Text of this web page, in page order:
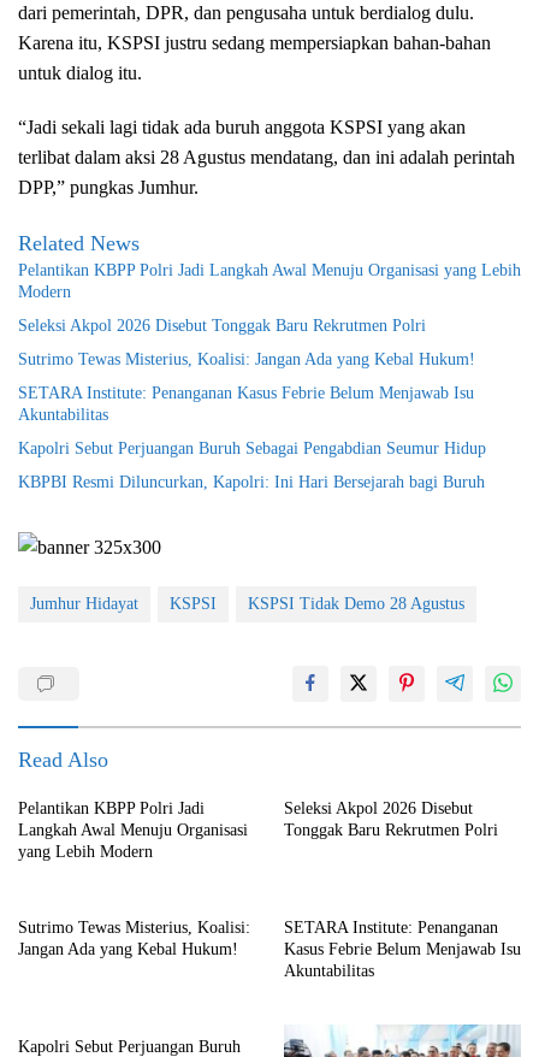
dari pemerintah, DPR, dan pengusaha untuk berdialog dulu.
Karena itu, KSPSI justru sedang mempersiapkan bahan-bahan
untuk dialog itu.
“Jadi sekali lagi tidak ada buruh anggota KSPSI yang akan
terlibat dalam aksi 28 Agustus mendatang, dan ini adalah perintah
DPP,” pungkas Jumhur.
Related News
Pelantikan KBPP Polri Jadi Langkah Awal Menuju Organisasi yang Lebih
Modern
Seleksi Akpol 2026 Disebut Tonggak Baru Rekrutmen Polri
Sutrimo Tewas Misterius, Koalisi: Jangan Ada yang Kebal Hukum!
SETARA Institute: Penanganan Kasus Febrie Belum Menjawab Isu
Akuntabilitas
Kapolri Sebut Perjuangan Buruh Sebagai Pengabdian Seumur Hidup
KBPBI Resmi Diluncurkan, Kapolri: Ini Hari Bersejarah bagi Buruh
Jumhur Hidayat KSPSI KSPSI Tidak Demo 28 Agustus
Read Also
Pelantikan KBPP Polri Jadi
Langkah Awal Menuju Organisasi
yang Lebih Modern
Seleksi Akpol 2026 Disebut
Tonggak Baru Rekrutmen Polri
Sutrimo Tewas Misterius, Koalisi:
Jangan Ada yang Kebal Hukum!
SETARA Institute: Penanganan
Kasus Febrie Belum Menjawab Isu
Akuntabilitas
Kapolri Sebut Perjuangan Buruh